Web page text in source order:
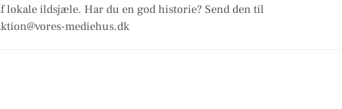
ildsjæle. Har du en god historie? Send den til
mediehus.dk